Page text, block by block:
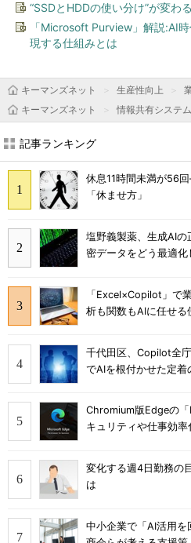
“SSDとHDDの使い分け”が変わ
「Microsoft Purview」解説:AI
現する仕組みとは
キーマンズネット 生産性向上
キーマンズネット
情報共有システ
記事ランキング
休息11時間未満が56
「休ませ方」
塩野義製薬、生成AI
密データをどう最適化
「Excel×Copilot」で
析も関数もAIに任せる
千代田区、Copilot全
でAIを根付かせた定着
Chromium版Edgeの
キュリティや仕事効
変化する週4日勤務の
は
中小企業で「AI活用